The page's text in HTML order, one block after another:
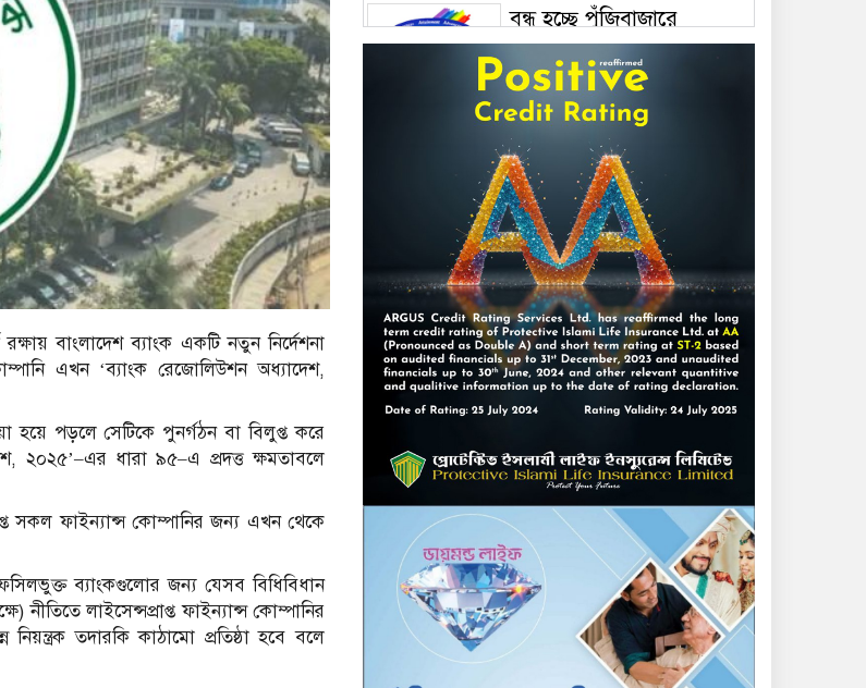
বাংলাদেশ ব্যাংক একটি নতুন নির্দেশনা
এখন ‘ব্যাংক রেজোলিউশন অধ্যাদেশ,
হয়ে পড়লে সেটিকে পুনর্গঠন বা বিলুপ্ত করে
২০২৫’–এর ধারা ৯৫–এ প্রদত্ত ক্ষমতাবলে
সকল ফাইন্যান্স কোম্পানির জন্য এখন থেকে
ব্যাংকগুলোর জন্য যেসব বিধিবিধান
নীতিতে লাইসেন্সপ্রাপ্ত ফাইন্যান্স কোম্পানির
তদারকি কাঠামো প্রতিষ্ঠা হবে বলে
বন্ধ হচ্ছে পুঁজিবাজারে
বিনিয়োগ শিক্ষা ও প্রশিক্ষণের
বিশেষায়িত প্রতিষ্ঠান
বিএএসএম